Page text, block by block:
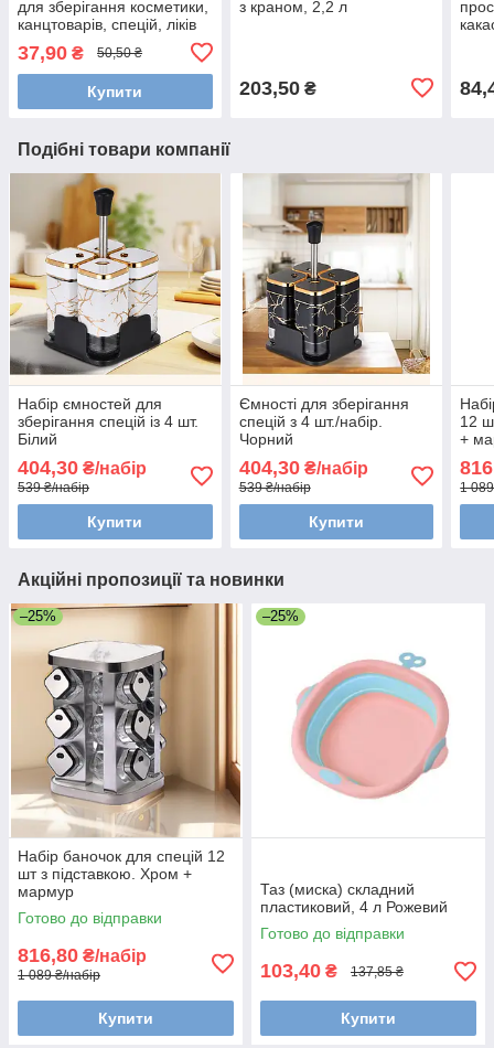
для зберігання косметики,
канцтоварів, спецій, ліків
37,90 ₴ 50,50 ₴
Купити
з краном, 2,2 л
203,50₴
Подібні товари компанії
Набір ємностей для
зберігання спецій із 4 шт.
Білий
404,30 ₴/набір
539 ₴/набір
Купити
Ємності для зберігання
спецій з 4 шт./набір.
Чорний
404,30₴/набір
539 ₴/набір
Купити
12
+
1
Акційні пропозиції та новинки
–25%
Набір баночок для спецій 12
шт з підставкою. Хром +
мармур
Готово до відправки
816,80 ₴/набір
1 089 ₴/набір
Купити
–25%
Таз (миска) складний
пластиковий, 4 л Рожевий
Готово до відправки
103,40 ₴ 137,85 ₴
Купити